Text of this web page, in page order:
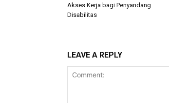
Akses Kerja bagi Penyandang
Disabilitas
LEAVE A REPLY